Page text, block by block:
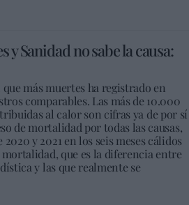
Sanidad no sabe la causa:
más muertes ha registrado en
comparables. Las más de 10.000
al calor son cifras ya de por sí
de mortalidad por todas las causas,
y 2021 en los seis meses cálidos
mortalidad, que es la diferencia entre
y las que realmente se